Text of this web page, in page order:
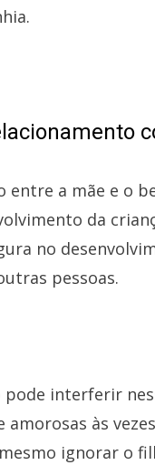
entre a mãe e o
da
no
pessoas.
interferir
amorosas às
ignorar o